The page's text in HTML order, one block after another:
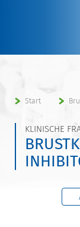
Start
KLINISCHE